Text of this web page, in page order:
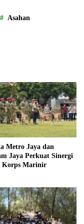
Asahan
Metro Jaya dan
Jaya Perkuat Sinergi
Korps Marinir